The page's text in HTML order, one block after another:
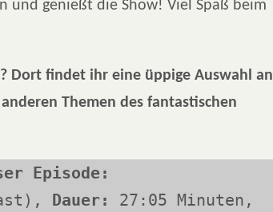
und genießt die Show! Viel Spaß beim
? Dort findet ihr eine üppige Auswahl an
Themen des fantastischen
Episode:
Dauer: